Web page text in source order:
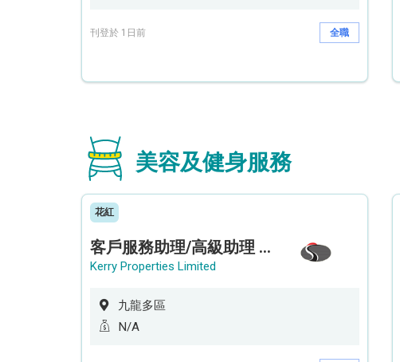
刊登於 1日前 全職
美容及健身服務
花紅
客戶服務助理/高級助理 (何文田住宅)
Kerry Properties Limited
九龍多區
N/A